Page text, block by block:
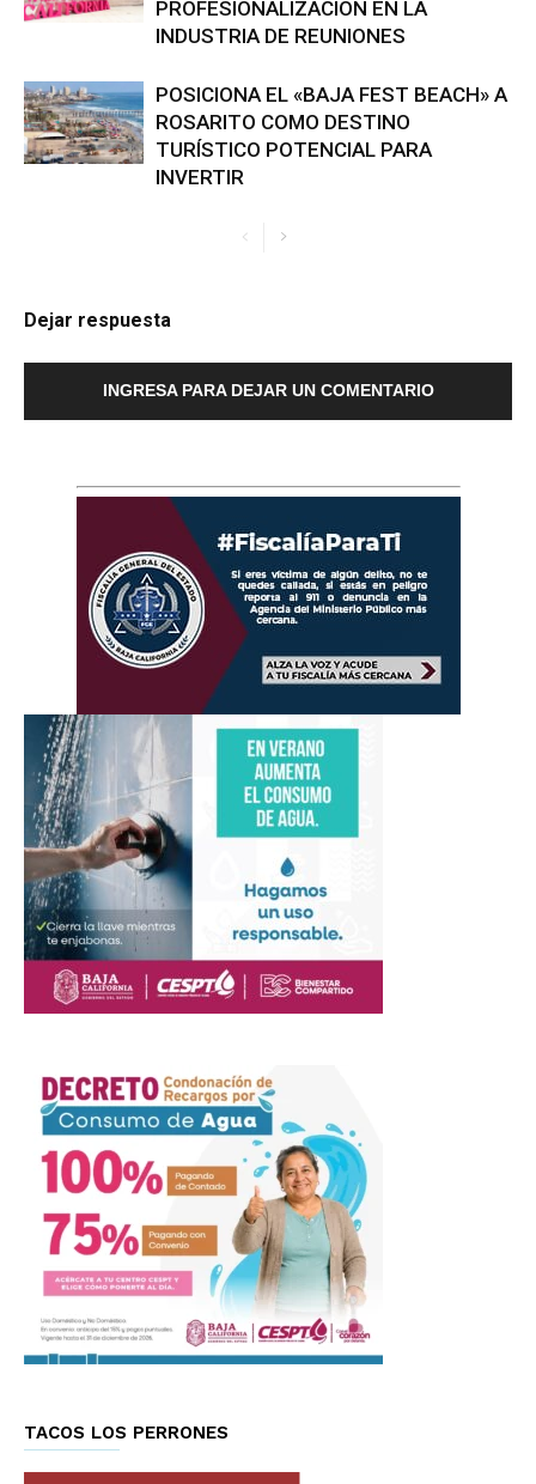
PROFESIONALIZACIÓN EN LA
INDUSTRIA DE REUNIONES
POSICIONA EL «BAJA FEST BEACH» A
ROSARITO COMO DESTINO
TURÍSTICO POTENCIAL PARA
INVERTIR
Dejar respuesta
INGRESA PARA DEJAR UN COMENTARIO
TACOS LOS PERRONES